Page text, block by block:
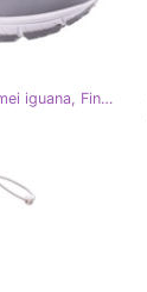
Cizme de zăpadă pentru femei iguana, Fina High High Grey gri